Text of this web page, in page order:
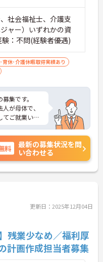
社会福祉士、介護支
ャー）いずれかの資
：不問(経験者優遇)
育休･介護休暇取得実績あり
集です。
が母体で、
てご就業いた
など、詳細を
ください。
料
最新の募集状況を問
い合わせる
更新日：2025年12月04日
残業少なめ／福利厚
計画作成担当者募集